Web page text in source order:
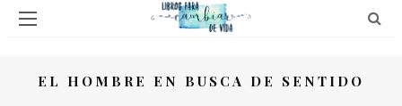
EL HOMBRE EN BUSCA DE SENTIDO